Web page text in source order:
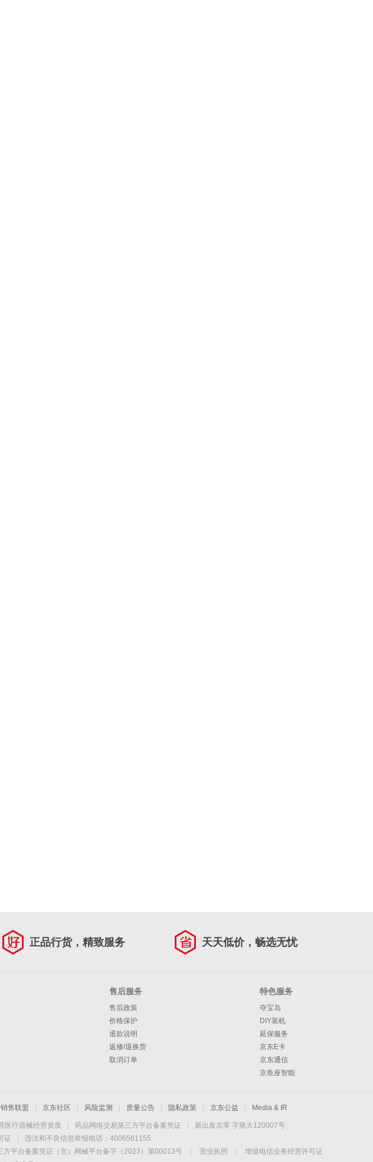
正品行货，精致服务 天天低价，畅选无忧
售后服务
售后政策
价格保护
退款说明
返修/退换货
取消订单
特色服务
夺宝岛
DIY装机
延保服务
京东E卡
京东通信
京鱼座智能
销售联盟 京东社区 风险监测 质量公告 隐私政策 京东公益 Media & IR
医疗器械经营资质 药品网络交易第三方平台备案凭证
新出发京零 字第大120007号
证
违法和不良信息举报电话：4006561155
方平台备案凭证（京）网械平台备字（2023）第00013号 营业执照
增值电信业务经营许可证